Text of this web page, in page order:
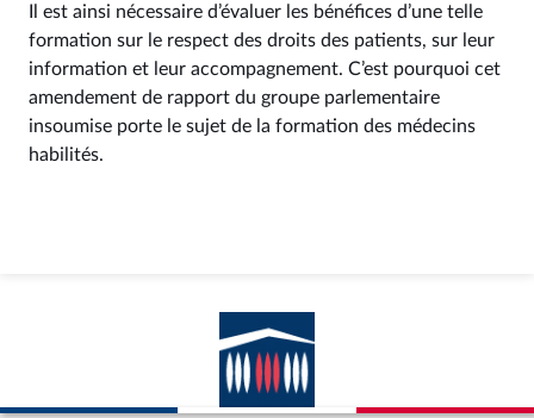
Il est ainsi nécessaire d’évaluer les bénéfices d’une telle
formation sur le respect des droits des patients, sur leur
information et leur accompagnement. C’est pourquoi cet
amendement de rapport du groupe parlementaire
insoumise porte le sujet de la formation des médecins
habilités.